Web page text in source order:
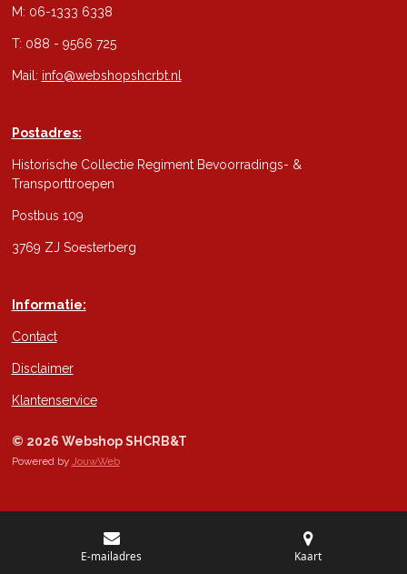
M: 06-1333 6338
T: 088 - 9566 725
Mail: info@webshopshcrbt.nl
Postadres:
Historische Collectie Regiment Bevoorradings- &
Transporttroepen
Postbus 109
3769 ZJ Soesterberg
Informatie:
Contact
Disclaimer
Klantenservice
© 2026 Webshop SHCRB&T
Powered by JouwWeb
E-mailadres Kaart